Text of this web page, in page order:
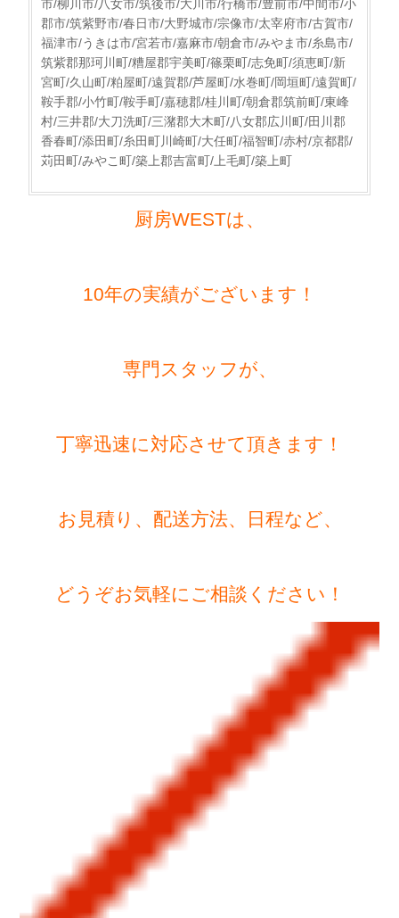
市/柳川市/八女市/筑後市/大川市/行橋市/豊前市/中間市/小
郡市/筑紫野市/春日市/大野城市/宗像市/太宰府市/古賀市/
福津市/うきは市/宮若市/嘉麻市/朝倉市/みやま市/糸島市/
筑紫郡那珂川町/糟屋郡宇美町/篠栗町/志免町/須恵町/新
宮町/久山町/粕屋町/遠賀郡/芦屋町/水巻町/岡垣町/遠賀町/
鞍手郡/小竹町/鞍手町/嘉穂郡/桂川町/朝倉郡筑前町/東峰
村/三井郡/大刀洗町/三潴郡大木町/八女郡広川町/田川郡
香春町/添田町/糸田町川崎町/大任町/福智町/赤村/京都郡/
苅田町/みやこ町/築上郡吉富町/上毛町/築上町
厨房WESTは、
10年の実績がございます！
専門スタッフが、
丁寧迅速に対応させて頂きます！
お見積り、配送方法、日程など、
どうぞお気軽にご相談ください！